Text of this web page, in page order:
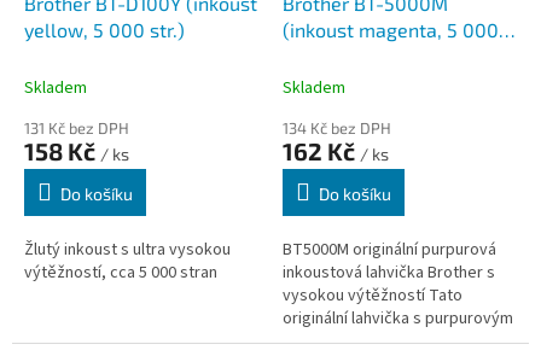
yellow, 5 000 str.)
Skladem
131 Kč bez DPH
158 Kč / ks
Do košíku
Žlutý inkoust s ultra vysokou
výtěžností, cca 5 000 stran
(inkoust magenta, 5 000
Skladem
134 Kč bez DPH
162 Kč / ks
Do košíku
BT5000M originální purpurová
inkoustová lahvička Brother s
vysokou výtěžností Tato
originální lahvička s purpurovým
inkoustem Brother BT5000M